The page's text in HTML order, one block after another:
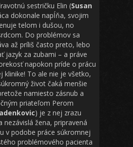
sestričku Elin (Susan
dokonale napĺňa, svojim
telom i dušou, no
Do problémov sa
až príliš často preto, lebo
jazyk za zubami – a práve
napokon príde o prácu
klinike! To ale nie je všetko,
život čaká menšie
namiesto zásnub a
priateľom Perom
) je z nej zrazu
nezávislá žena, pripravená
v podobe práce súkromnej
problémového pacienta